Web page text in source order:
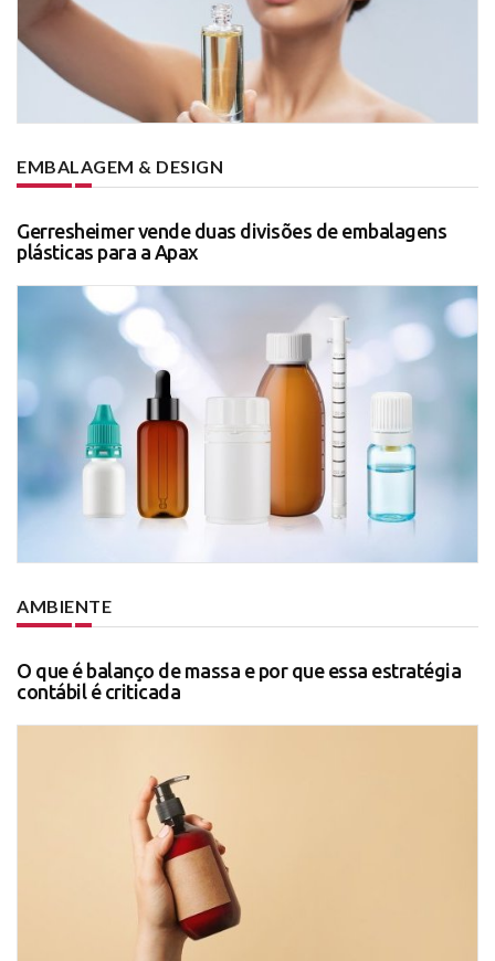
EMBALAGEM & DESIGN
Gerresheimer vende duas divisões de embalagens
plásticas para a Apax
AMBIENTE
O que é balanço de massa e por que essa estratégia
contábil é criticada